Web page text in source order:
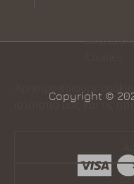
ιστότοπό μας και τις
Copyright ©